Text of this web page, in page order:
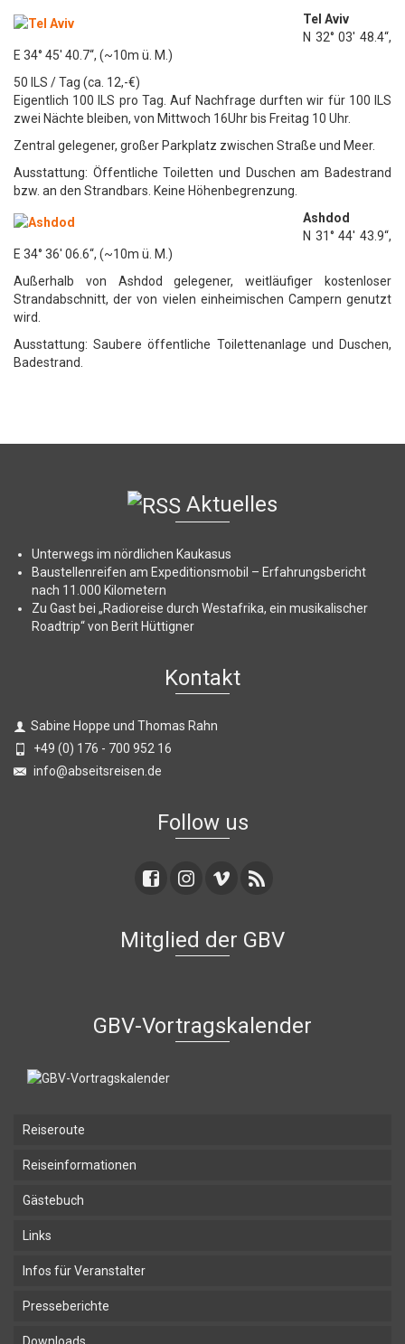
Tel Aviv
N 32° 03′ 48.4“,
E 34° 45′ 40.7“, (~10m ü. M.)
50 ILS / Tag (ca. 12,-€)
Eigentlich 100 ILS pro Tag. Auf Nachfrage durften wir für 100 ILS
zwei Nächte bleiben, von Mittwoch 16Uhr bis Freitag 10 Uhr.
Zentral gelegener, großer Parkplatz zwischen Straße und Meer.
Ausstattung: Öffentliche Toiletten und Duschen am Badestrand
bzw. an den Strandbars. Keine Höhenbegrenzung.
Ashdod
N 31° 44′ 43.9“,
E 34° 36′ 06.6“, (~10m ü. M.)
Außerhalb von Ashdod gelegener, weitläufiger kostenloser
Strandabschnitt, der von vielen einheimischen Campern genutzt
wird.
Ausstattung: Saubere öffentliche Toilettenanlage und Duschen,
Badestrand.
Aktuelles
Unterwegs im nördlichen Kaukasus
Baustellenreifen am Expeditionsmobil – Erfahrungsbericht
nach 11.000 Kilometern
Zu Gast bei „Radioreise durch Westafrika, ein musikalischer
Roadtrip“ von Berit Hüttigner
Kontakt
Sabine Hoppe und Thomas Rahn
+49 (0) 176 - 700 952 16
info@abseitsreisen.de
Follow us
Mitglied der GBV
GBV-Vortragskalender
Reiseroute
Reiseinformationen
Gästebuch
Links
Infos für Veranstalter
Presseberichte